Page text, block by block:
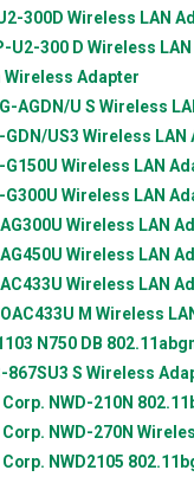
300D Wireless LAN
U2-300 D Wireless
Wireless Adapter
AGDN/U S Wireless
GDN/US3 Wireless LAN
G150U Wireless LAN
G300U Wireless LAN
AG300U Wireless LAN
AG450U Wireless LAN
AC433U Wireless LAN
OAC433U M Wireless
N750 DB
867SU3 S Wireless
NWD-210N
NWD-270N
NWD2105